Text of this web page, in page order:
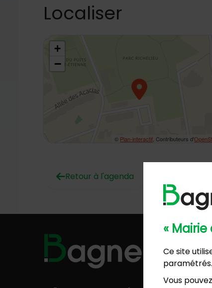
«
Ce site
paramétrés.
Vous
Localiser
+
−
© Plan-interactif , Contributeurs d'
Retour à l'agenda
57,